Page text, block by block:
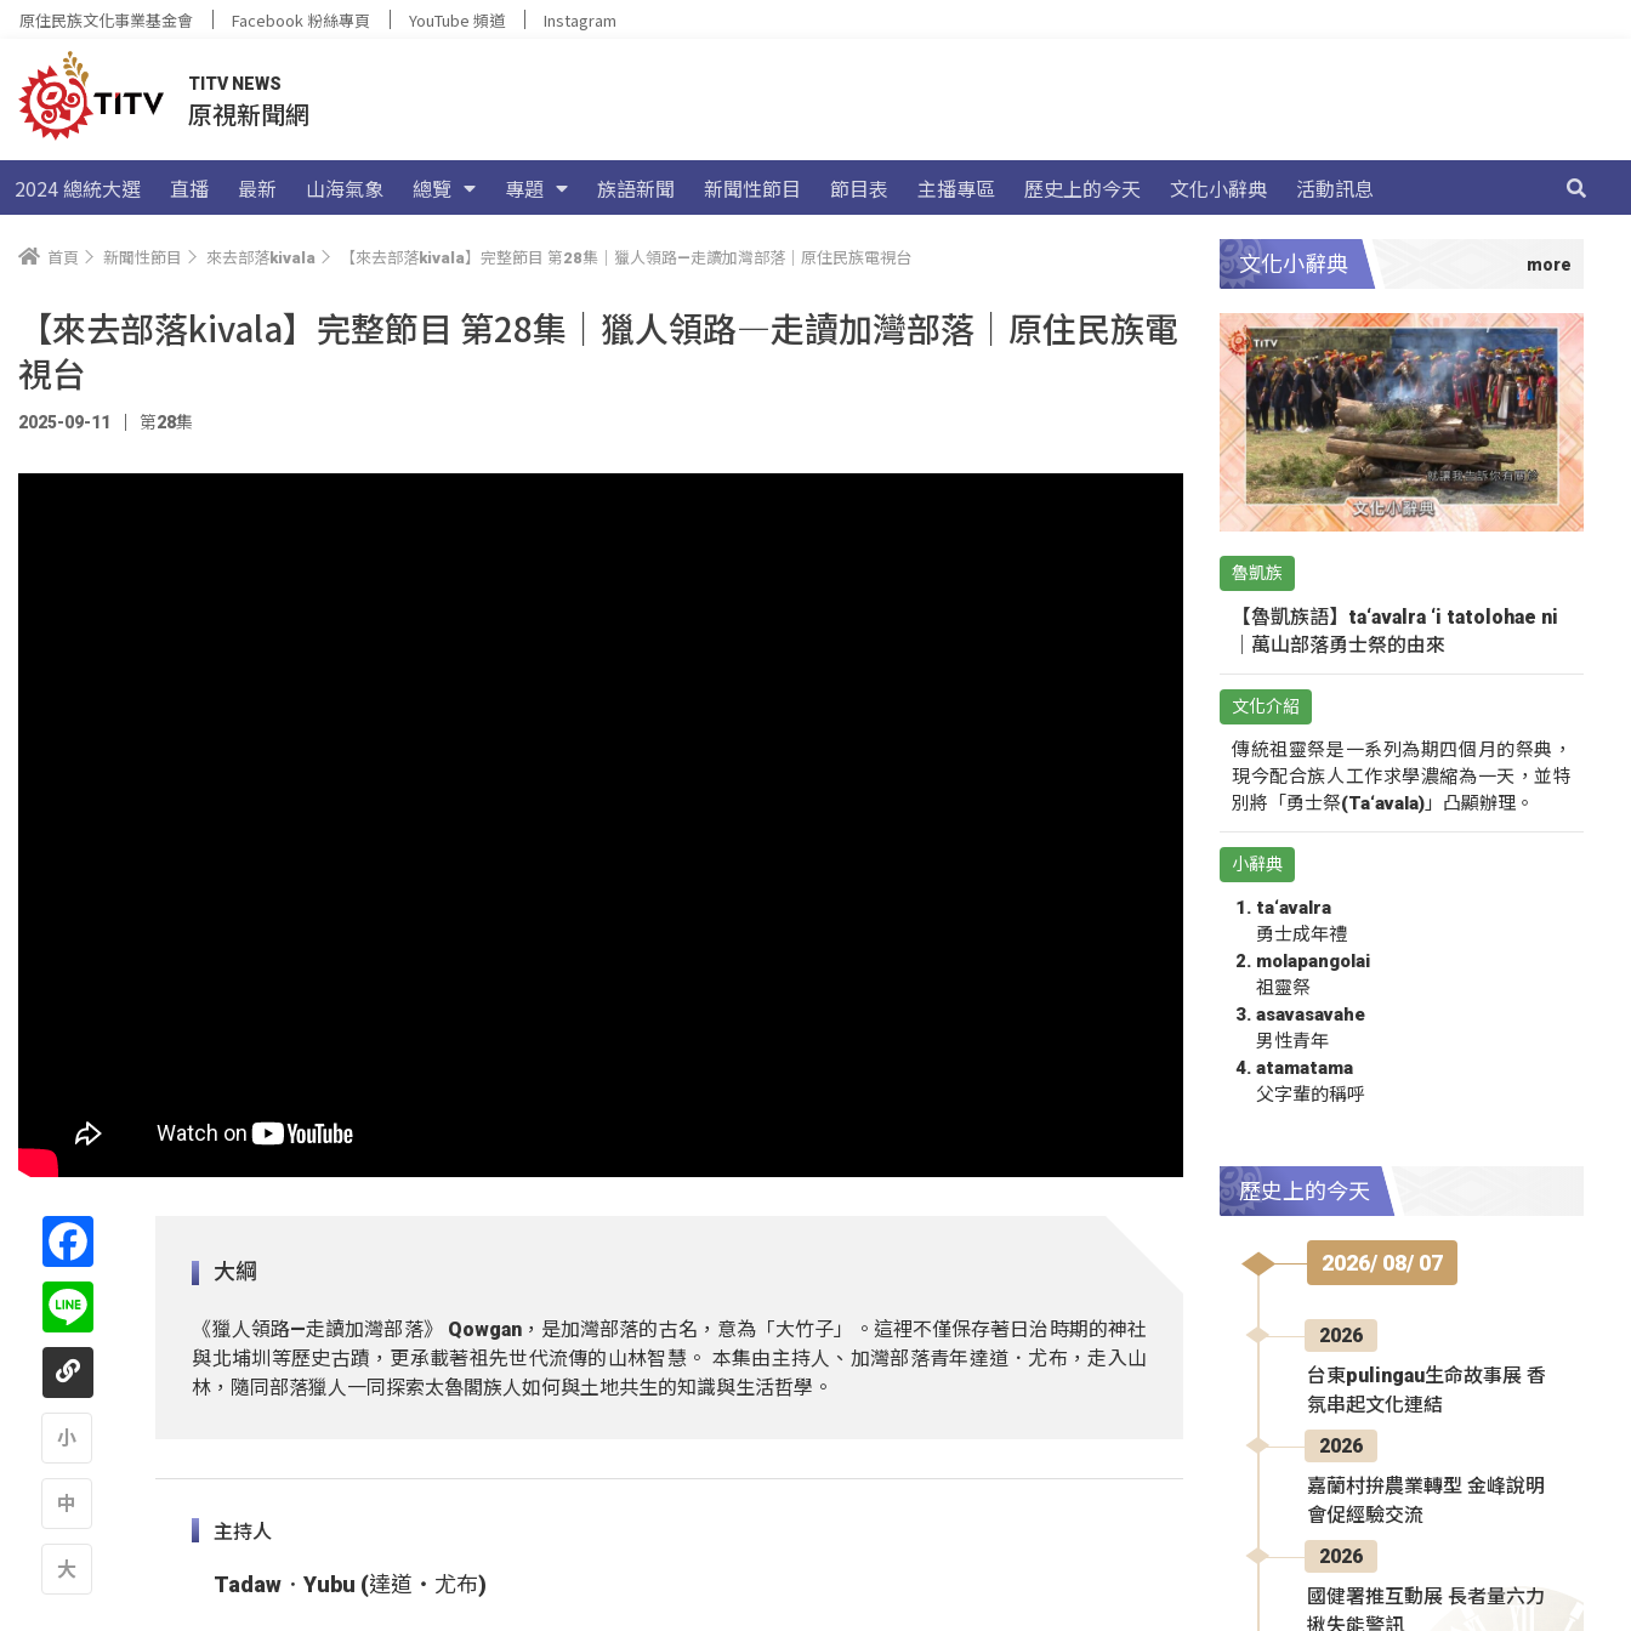
原住民族文化事業基金會 Facebook 粉絲專頁 YouTube 頻道 Instagram
TITV NEWS
原視新聞網
2024 總統大選 直播 最新 山海氣象 總覽 專題 族語新聞 新聞性節目 節目表 主播專區 歷史上的今天 文化小辭典 活動訊息
首頁 新聞性節目 來去部落kivala 【來去部落kivala】完整節目 第28集｜獵人領路—走讀加灣部落｜原住民族電視台
【來去部落kivala】完整節目 第28集｜獵人領路—走讀加灣部落｜原住民族電
視台
2025-09-11 第28集
大綱
《獵人領路—走讀加灣部落》 Qowgan，是加灣部落的古名，意為「大竹子」。這裡不僅保存著日治時期的神社
與北埔圳等歷史古蹟，更承載著祖先世代流傳的山林智慧。 本集由主持人、加灣部落青年達道．尤布，走入山
林，隨同部落獵人一同探索太魯閣族人如何與土地共生的知識與生活哲學。
主持人
Tadaw．Yubu (達道・尤布)
文化小辭典
魯凱族
【魯凱族語】ta‘avalra ‘i tatolohae ni
｜萬山部落勇士祭的由來
文化介紹
傳統祖靈祭是一系列為期四個月的祭典，
現今配合族人工作求學濃縮為一天，並特
別將「勇士祭(Ta‘avala)」凸顯辦理。
小辭典
ta‘avalra
勇士成年禮
molapangolai
祖靈祭
asavasavahe
男性青年
atamatama
父字輩的稱呼
歷史上的今天
2026/ 08/ 07
2026
台東pulingau生命故事展 香
氛串起文化連結
2026
嘉蘭村拚農業轉型 金峰說明
會促經驗交流
2026
國健署推互動展 長者量六力
揪失能警訊